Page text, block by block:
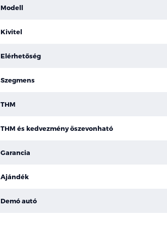
Modell
Kivitel
Elérhetőség
Szegmens
THM
THM és kedvezmény öszevonható
Garancia
Ajándék
Demó autó